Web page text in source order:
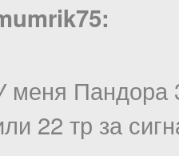
меня Пандора
22 тр за